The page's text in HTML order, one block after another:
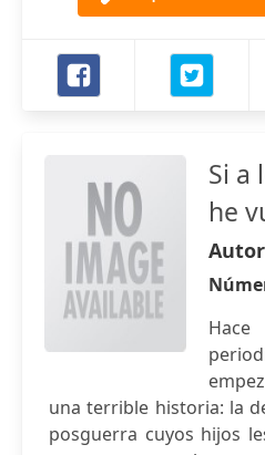
Si a
he
una terrible historia: la
posguerra cuyos hijos